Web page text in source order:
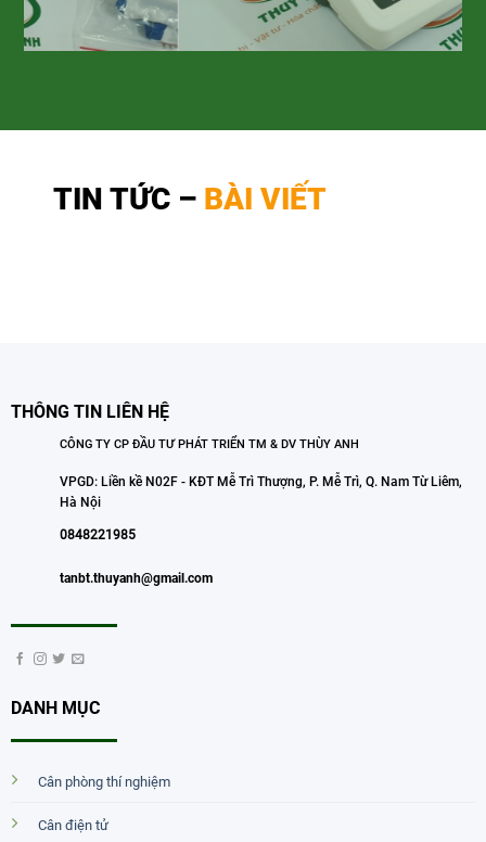
TIN TỨC – BÀI VIẾT
THÔNG TIN LIÊN HỆ
CÔNG TY CP ĐẦU TƯ PHÁT TRIỂN TM & DV THÙY ANH
VPGD: Liền kề N02F - KĐT Mễ Trì Thượng, P. Mễ Trì, Q. Nam Từ Liêm,
Hà Nội
0848221985
tanbt.thuyanh@gmail.com
DANH MỤC
Cân phòng thí nghiệm
Cân điện tử